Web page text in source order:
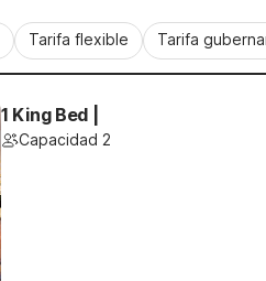
Tarifa flexible Tarifa
1 King Bed |
Capacidad 2